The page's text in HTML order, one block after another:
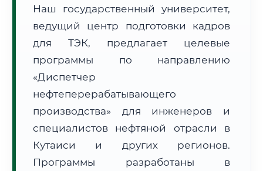
Расчет логистики оригиналов:
• Маршрут транзита:~3 221 км
• Экспресс-доставка СДЭК / Почтой:5–7 рабочих дней
📜 Документы и аккредитация ФИС ФРДО
Наш государственный университет,
ведущий центр подготовки кадров
для ТЭК, предлагает целевые
программы по направлению
«Диспетчер
нефтеперерабатывающего
производства» для инженеров и
специалистов нефтяной отрасли в
Кутаиси и других регионов.
Программы разработаны в